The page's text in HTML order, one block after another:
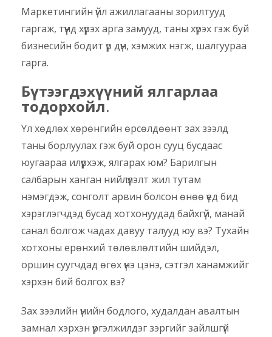
Маркетингийн үйл ажиллагааны зорилтууд
гаргаж, түүнд хүрэх арга замууд, таны хүрэх гэж буй
бизнесийн бодит үр дүн, хэмжих нэгж, шалгуураа
гарга.
Бүтээгдэхүүний ялгарлаа
тодорхойл.
Үл хөдлөх хөрөнгийн өрсөлдөөнт зах зээлд
таны борлуулах гэж буй орон сууц бусдаас
юугаараа илүүрхэж, ялгарах юм? Барилгын
салбарын ханган нийлүүлэлт жил тутам
нэмэгдэж, сонголт арвин болсон өнөө үед бид
хэрэглэгчдэд бусад хотхонуудад байхгүй, манай
санал болгож чадах давуу талууд юу вэ? Тухайн
хотхоны ерөнхий төлөвлөлтийн шийдэл,
оршин суугчдад өгөх үнэ цэнэ, сэтгэл ханамжийг
хэрхэн бий болгох вэ?
Зах зээлийн үнийн бодлого, худалдан авалтын
замнал хэрхэн үргэлжилдэг зэргийг зайлшгүй